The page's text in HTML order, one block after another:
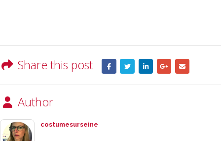
Share this post
Author
costumesurseine